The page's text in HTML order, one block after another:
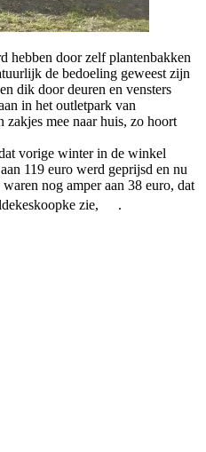
hebben door zelf plantenbakken
de bedoeling geweest zijn
dik door deuren en vensters
in het outletpark van
mee naar huis, zo hoort
vorige winter in de winkel
119 euro werd geprijsd en nu
nog amper aan 38 euro, dat
zie,
.